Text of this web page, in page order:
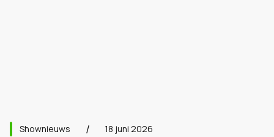
Shownieuws 18 juni 2026